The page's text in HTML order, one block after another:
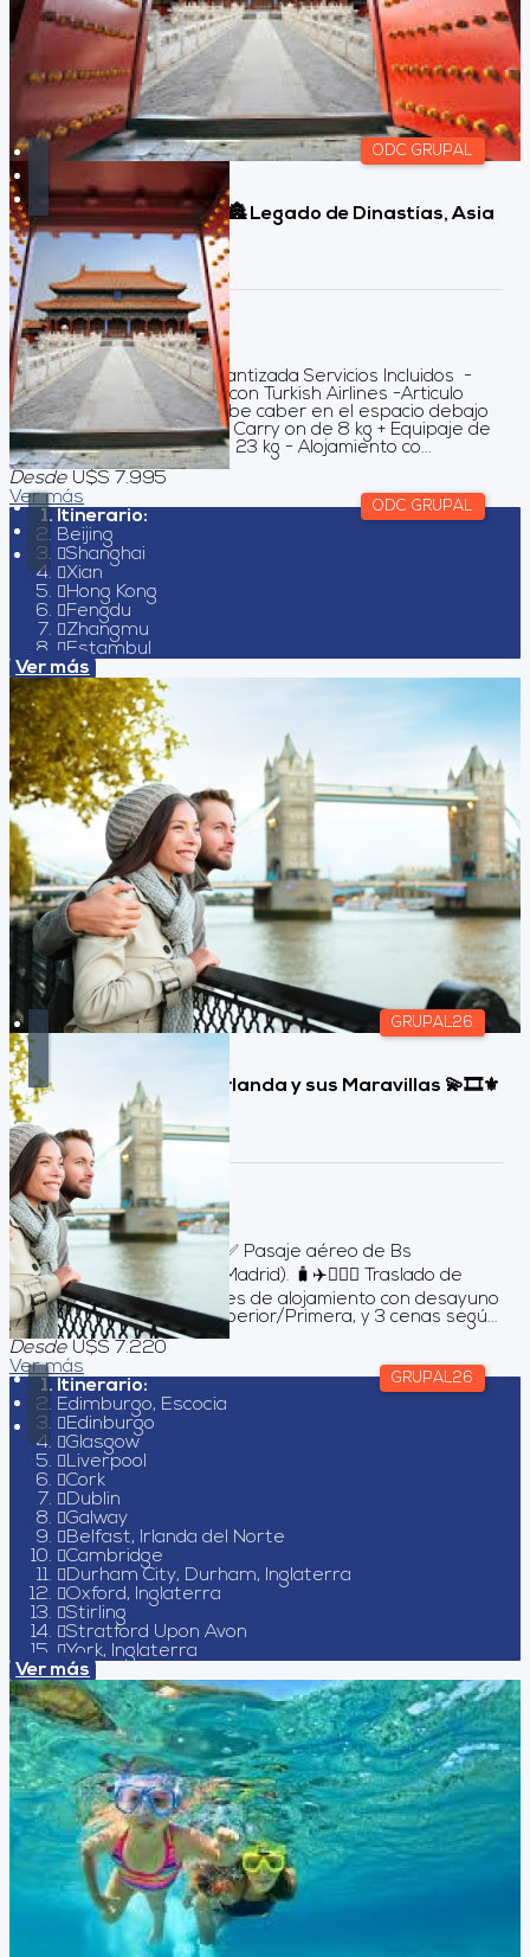
ODC GRUPAL
ODC GRUPAL
China y Hong Kong, ⛩️🏯 Legado de Dinastías, Asia
🍜🎎🏮🍚
Duración:
24 Días 21Noches
Doble a compartir garantizada Servicios Incluidos -
Aéreos internacionales con Turkish Airlines -Articulo
personal hasta 3 kg (debe caber en el espacio debajo
del asiento delantero) + Carry on de 8 kg + Equipaje de
bodega a despachar de 23 kg - Alojamiento co...
Desde U$S 7.995
Ver más
Itinerario:
Beijing
Shanghai
Xian
Hong Kong
Fengdu
Zhangmu
Estambul
Ver más
GRUPAL26
GRUPAL26
Inglaterra, Escocia e Irlanda y sus Maravillas 💫🎞️⚜️
💂🏻‍♀️, Salida Grupal
Duración:
15Días 13 Noches
SERVICIOS INCLUIDOS✅ Pasaje aéreo de Bs
As/Londres/Bs As (vía Madrid). 🧳✈️💂🏻‍♀️ Traslado de
llegada y salida. 13 noches de alojamiento con desayuno
en Categoría Turista Superior/Primera, y 3 cenas segú...
Desde U$S 7.220
Ver más
Itinerario:
Edimburgo, Escocia
Edinburgo
Glasgow
Liverpool
Cork
Dublin
Galway
Belfast, Irlanda del Norte
Cambridge
Durham City, Durham, Inglaterra
Oxford, Inglaterra
Stirling
Stratford Upon Avon
York, Inglaterra
Ver más